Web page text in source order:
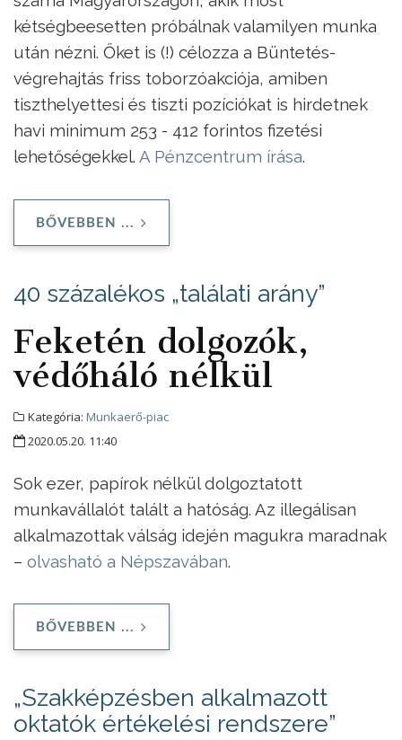
kétségbeesetten próbálnak valamilyen munka
után nézni. Őket is (!) célozza a Büntetés-
végrehajtás friss toborzóakciója, amiben
tiszthelyettesi és tiszti pozíciókat is hirdetnek
havi minimum 253 - 412 forintos fizetési
lehetőségekkel. A Pénzcentrum írása.
BŐVEBBEN ...
40 százalékos „találati arány”
Feketén dolgozók,
védőháló nélkül
Kategória: Munkaerő-piac
2020.05.20. 11:40
Sok ezer, papírok nélkül dolgoztatott
munkavállalót talált a hatóság. Az illegálisan
alkalmazottak válság idején magukra maradnak
– olvasható a Népszavában.
BŐVEBBEN ...
„Szakképzésben alkalmazott
oktatók értékelési rendszere”